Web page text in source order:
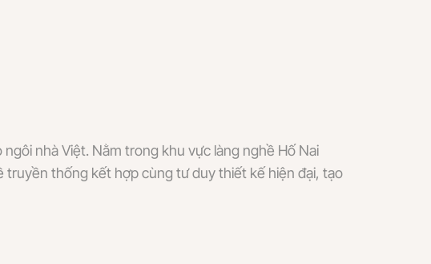
nhà Việt. Nằm trong khu vực làng nghề Hố Nai
truyền thống kết hợp cùng tư duy thiết kế hiện đại, tạo